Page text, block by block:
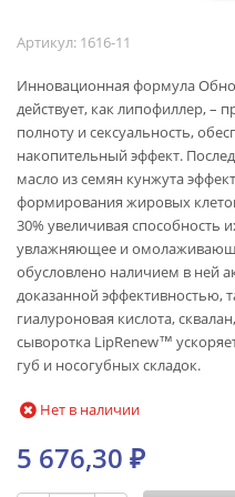
Артикул: 1616-11
Инновационная формула
действует, как липофиллер, –
полноту и сексуальность,
накопительный эффект.
масло из семян кунжута
формирования жировых
30% увеличивая способность
увлажняющее и
обусловлено наличием в ней
доказанной эффективностью,
гиалуроновая кислота,
сыворотка LipRenew™
губ и носогубных складок.
Нет в наличии
5 676,30 ₽